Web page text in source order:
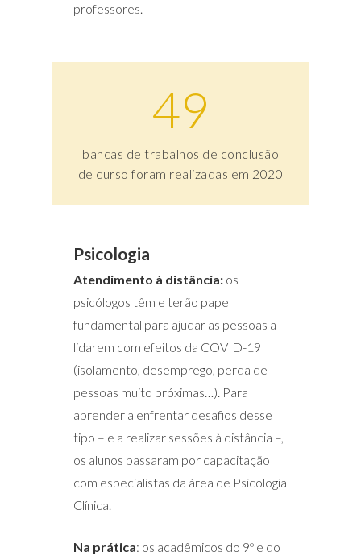
professores.
49
bancas de trabalhos de conclusão
de curso foram realizadas em 2020
Psicologia
Atendimento à distância: os
psicólogos têm e terão papel
fundamental para ajudar as pessoas a
lidarem com efeitos da COVID-19
(isolamento, desemprego, perda de
pessoas muito próximas…). Para
aprender a enfrentar desafios desse
tipo – e a realizar sessões à distância –,
os alunos passaram por capacitação
com especialistas da área de Psicologia
Clínica.
Na prática: os acadêmicos do 9º e do